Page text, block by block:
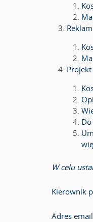
W celu
Kierownik
Adres